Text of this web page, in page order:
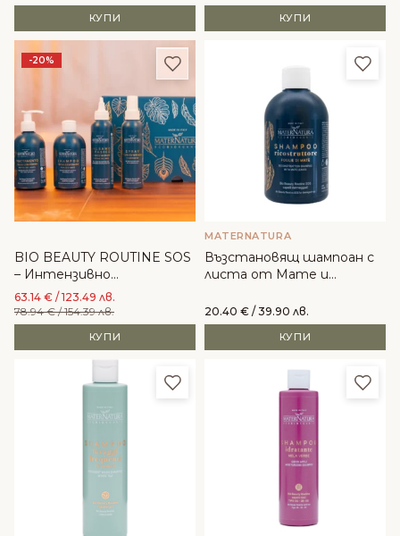
КУПИ КУПИ
-20% Добави в любими
BIO BEAUTY ROUTINE SOS
– Интензивно
възстановяване за
увредени коси -
MaterNatura
63.14 € / 123.49 лв.
78.94€/ 154.39 лв.
КУПИ
MATERNATURA
Възстановящ шампоан с
листа от Мате и
MaterNatura
20.40 € / 39.90 лв.
КУПИ
Добави в любими